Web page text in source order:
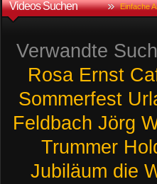
Videos Suchen Einfache
Verwandte
Rosa Ernst
Sommerfest
Feldbach Jörg
Trummer
Jubiläum die